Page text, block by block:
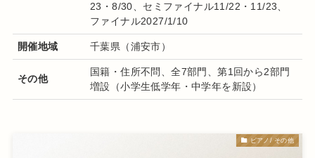
23・8/30、セミファイナル11/22・11/23、
ファイナル2027/1/10
開催地域 千葉県（浦安市）
その他
国籍・住所不問、全7部門、第1回から2部門
増設（小学生低学年・中学年を新設）
ピアノ/ その他